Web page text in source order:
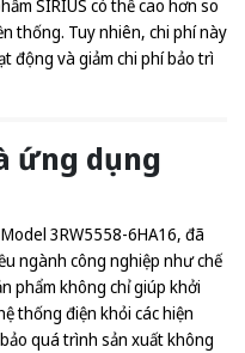
SIRIUS có thể cao hơn so
thống. Tuy nhiên, chi phí này
động và giảm chi phí bảo trì
ứng dụng
3RW5558-6HA16, đã
ngành công nghiệp như chế
phẩm không chỉ giúp khởi
thống điện khỏi các hiện
quá trình sản xuất không